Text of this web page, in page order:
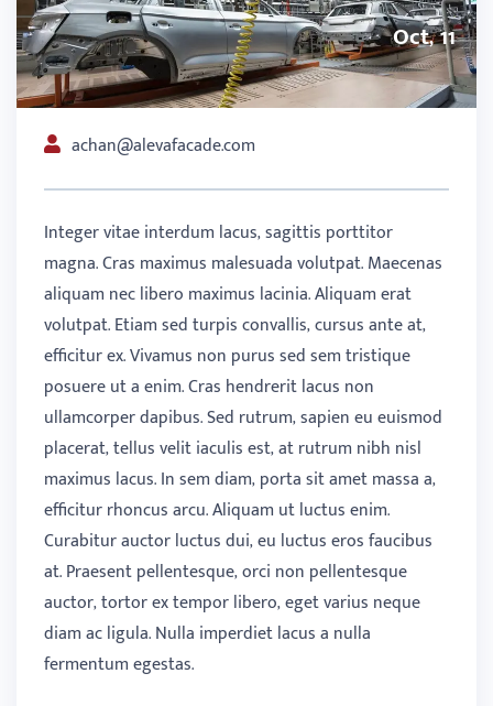
Oct, 11
achan@alevafacade.com
Integer vitae interdum lacus, sagittis porttitor
magna. Cras maximus malesuada volutpat. Maecenas
aliquam nec libero maximus lacinia. Aliquam erat
volutpat. Etiam sed turpis convallis, cursus ante at,
efficitur ex. Vivamus non purus sed sem tristique
posuere ut a enim. Cras hendrerit lacus non
ullamcorper dapibus. Sed rutrum, sapien eu euismod
placerat, tellus velit iaculis est, at rutrum nibh nisl
maximus lacus. In sem diam, porta sit amet massa a,
efficitur rhoncus arcu. Aliquam ut luctus enim.
Curabitur auctor luctus dui, eu luctus eros faucibus
at. Praesent pellentesque, orci non pellentesque
auctor, tortor ex tempor libero, eget varius neque
diam ac ligula. Nulla imperdiet lacus a nulla
fermentum egestas.